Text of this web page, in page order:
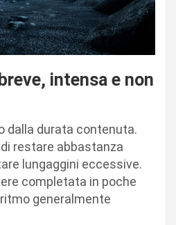
intensa e non
dalla durata contenuta.
restare abbastanza
lungaggini eccessive.
completata in poche
generalmente